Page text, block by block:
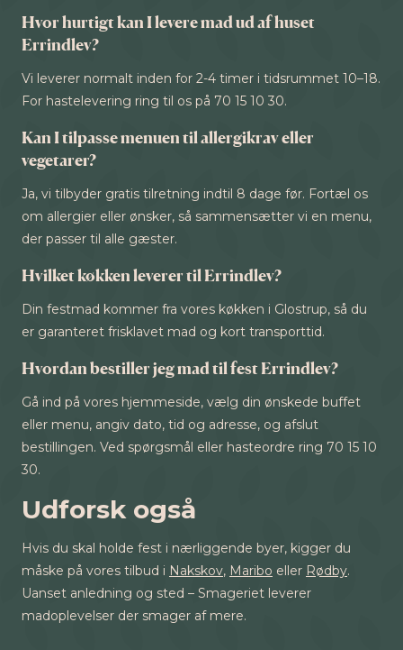
Hvor hurtigt kan I levere mad ud af huset
Errindlev?
Vi leverer normalt inden for 2-4 timer i tidsrummet 10–18.
For hastelevering ring til os på 70 15 10 30.
Kan I tilpasse menuen til allergikrav eller
vegetarer?
Ja, vi tilbyder gratis tilretning indtil 8 dage før. Fortæl os
om allergier eller ønsker, så sammensætter vi en menu,
der passer til alle gæster.
Hvilket køkken leverer til Errindlev?
Din festmad kommer fra vores køkken i Glostrup, så du
er garanteret frisklavet mad og kort transporttid.
Hvordan bestiller jeg mad til fest Errindlev?
Gå ind på vores hjemmeside, vælg din ønskede buffet
eller menu, angiv dato, tid og adresse, og afslut
bestillingen. Ved spørgsmål eller hasteordre ring 70 15 10
30.
Udforsk også
Hvis du skal holde fest i nærliggende byer, kigger du
måske på vores tilbud i Nakskov, Maribo eller Rødby.
Uanset anledning og sted – Smageriet leverer
madoplevelser der smager af mere.